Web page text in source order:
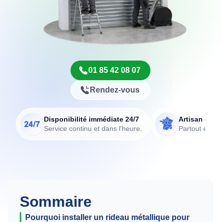
01 85 42 08 07
Rendez-vous
Disponibilité immédiate 24/7
Service continu et dans l'heure.
Artisan de
Partout en
Sommaire
Pourquoi installer un rideau métallique pour